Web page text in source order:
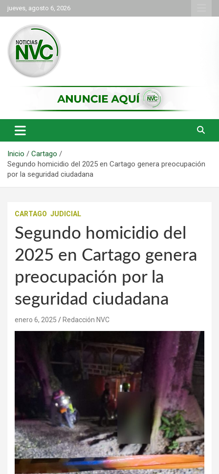
Saltar
al
contenido
jueves, agosto 6, 2026
NVC Noticias
Inicio
Cartago
Segundo homicidio del 2025 en Cartago genera preocupación
por la seguridad ciudadana
CARTAGO JUDICIAL
Segundo homicidio del
2025 en Cartago genera
preocupación por la
seguridad ciudadana
enero 6, 2025 Redacción NVC